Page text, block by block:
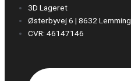
3D Lageret
Østerbyvej 6 | 8632 Lemming
CVR: 46147146